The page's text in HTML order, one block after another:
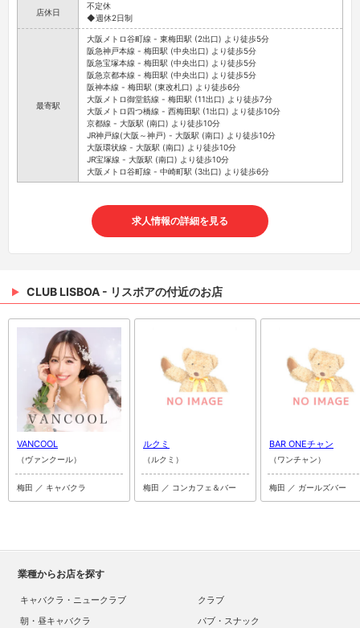
店休日
不定休
◆週休2日制
最寄駅
大阪メトロ谷町線 - 東梅田駅 (2出口) より徒歩5分
阪急神戸本線 - 梅田駅 (中央出口) より徒歩5分
阪急宝塚本線 - 梅田駅 (中央出口) より徒歩5分
阪急京都本線 - 梅田駅 (中央出口) より徒歩5分
阪神本線 - 梅田駅 (東改札口) より徒歩6分
大阪メトロ御堂筋線 - 梅田駅 (11出口) より徒歩7分
大阪メトロ四つ橋線 - 西梅田駅 (1出口) より徒歩10分
京都線 - 大阪駅 (南口) より徒歩10分
JR神戸線(大阪～神戸) - 大阪駅 (南口) より徒歩10分
大阪環状線 - 大阪駅 (南口) より徒歩10分
JR宝塚線 - 大阪駅 (南口) より徒歩10分
大阪メトロ谷町線 - 中崎町駅 (3出口) より徒歩6分
求人情報の詳細を見る
CLUB LISBOA - リスボアの付近のお店
VANCOOL
（ヴァンクール）
梅田 ／ キャバクラ
ルクミ
（ルクミ）
梅田 ／ コンカフェ＆バー
BAR ONEチャン
（ワンチャン）
梅田 ／ ガールズバー
業種からお店を探す
キャバクラ・ニュークラブ
クラブ
朝・昼キャバクラ
パブ・スナック